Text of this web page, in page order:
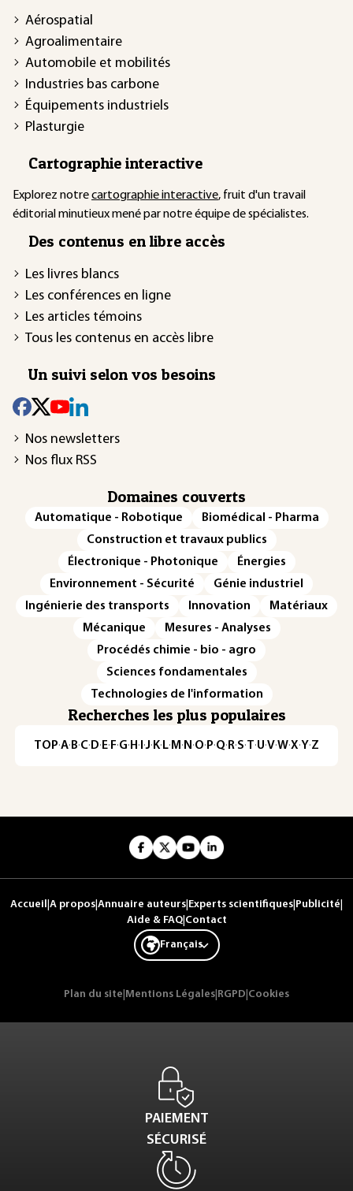
Aérospatial
Agroalimentaire
Automobile et mobilités
Industries bas carbone
Équipements industriels
Plasturgie
Cartographie interactive
Explorez notrecartographie interactive, fruit d'un travail
éditorial minutieux mené par notre équipe de spécialistes.
Des contenus en libre accès
Les livres blancs
Les conférences en ligne
Les articles témoins
Tous les contenus en accès libre
Un suivi selon vos besoins
Nos newsletters
Nos flux RSS
Domaines couverts
Automatique - Robotique
Biomédical - Pharma
Construction et travaux publics
Électronique - Photonique
Énergies
Environnement - Sécurité
Génie industriel
Ingénierie des transports
Innovation
Matériaux
Mécanique
Mesures - Analyses
Procédés chimie - bio - agro
Sciences fondamentales
Technologies de l'information
Recherches les plus populaires
TOP·A·B·C· D· E· F·G· H · ·J· K· L· M · N ·O· P·Q· R·S·T·U·V·W·X·Y·Z
Accueil A propos Annuaire auteurs Experts scientifiques Publicité
Aide & FAQ| Contact
Français
Plan du site Mentions Légales RGPD Cookies
PAIEMENT
SÉCURISÉ